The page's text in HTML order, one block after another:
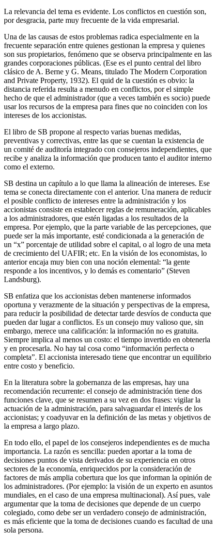
La relevancia del tema es evidente. Los conflictos en cuestión son,
por desgracia, parte muy frecuente de la vida empresarial.
Una de las causas de estos problemas radica especialmente en la
frecuente separación entre quienes gestionan la empresa y quienes
son sus propietarios, fenómeno que se observa principalmente en las
grandes corporaciones públicas. (Ese es el punto central del libro
clásico de A. Berne y G. Means, titulado The Modern Corporation
and Private Property, 1932). El quid de la cuestión es obvio: la
distancia referida resulta a menudo en conflictos, por el simple
hecho de que el administrador (que a veces también es socio) puede
usar los recursos de la empresa para fines que no coinciden con los
intereses de los accionistas.
El libro de SB propone al respecto varias buenas medidas,
preventivas y correctivas, entre las que se cuentan la existencia de
un comité de auditoría integrado con consejeros independientes, que
recibe y analiza la información que producen tanto el auditor interno
como el externo.
SB destina un capítulo a lo que llama la alineación de intereses. Ese
tema se conecta directamente con el anterior. Una manera de reducir
el posible conflicto de intereses entre la administración y los
accionistas consiste en establecer reglas de remuneración, aplicables
a los administradores, que estén ligadas a los resultados de la
empresa. Por ejemplo, que la parte variable de las percepciones, que
puede ser la más importante, esté condicionada a la generación de
un “x” porcentaje de utilidad sobre el capital, o al logro de una meta
de crecimiento del UAFIR; etc. En la visión de los economistas, lo
anterior encaja muy bien con una noción elemental: “la gente
responde a los incentivos, y lo demás es comentario” (Steven
Landsburg).
SB enfatiza que los accionistas deben mantenerse informados
oportuna y verazmente de la situación y perspectivas de la empresa,
para reducir la posibilidad de detectar tarde desvíos de conducta que
pueden dar lugar a conflictos. Es un consejo muy valioso que, sin
embargo, merece una calificación: la información no es gratuita.
Siempre implica al menos un costo: el tiempo invertido en obtenerla
y en procesarla. No hay tal cosa como “información perfecta o
completa”. El accionista interesado tiene que encontrar un equilibrio
entre costo y beneficio.
En la literatura sobre la gobernanza de las empresas, hay una
recomendación recurrente: el consejo de administración tiene dos
funciones clave, que se resumen a su vez en dos frases: vigilar la
actuación de la administración, para salvaguardar el interés de los
accionistas; y coadyuvar en la definición de las metas y objetivos de
la empresa a largo plazo.
En todo ello, el papel de los consejeros independientes es de mucha
importancia. La razón es sencilla: pueden aportar a la toma de
decisiones puntos de vista derivados de su experiencia en otros
sectores de la economía, enriquecidos por la consideración de
factores de más amplia cobertura que los que informan la opinión de
los administradores. (Por ejemplo: la visión de un experto en asuntos
mundiales, en el caso de una empresa multinacional). Así pues, vale
argumentar que la toma de decisiones que depende de un cuerpo
colegiado, como debe ser un verdadero consejo de administración,
es más eficiente que la toma de decisiones cuando es facultad de una
sola persona.